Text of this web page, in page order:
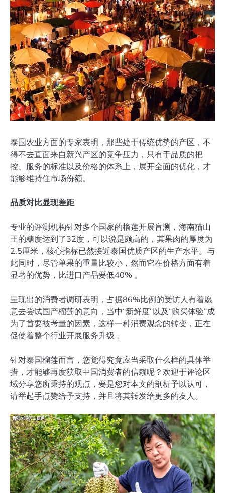
泰国农业方面的专家表明，那些处于传统优势的产区，不
得不去直面来自新兴产区的竞争压力，只有于品质的把
控、服务的标准以及价格的体系上，展开全面的优化，才
能够维持住市场份额。
品质对比显现差距
专业的评测机构针对多个国家的榴莲开展盲测，海南猫山
王的糖度达到了32度，可以说是颇高的，其果肉的厚度为
2.5厘米，核心指标已然接近泰国优质产区的生产水平。与
此同时，尽管单果的重量比较小，然而它在价格方面有着
显著的优势，比进口产品要低40% 。
呈现出的消费者调研表明，占据86%比例的受访人有着愿
意去尝试国产榴莲的意向，当中“新鲜度”以及“购买体验”成
为了首要被考量的因素，这样一种消费观念的转变，正在
促使着整个行业开展服务升级 。
针对泰国榴莲而言，您觉得究竟应当采取什么样的具体举
措，才能够再度获取中国消费者的信赖呢？欢迎于评论区
域分享您所秉持的观点，要是您对本文的剖析予以认可，
请举起手点赞给予支持，并且将其转发给更多的友人。